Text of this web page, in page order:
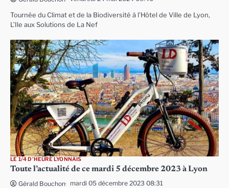
Tournée du Climat et de la Biodiversité à l’Hôtel de Ville de Lyon,
L’Ile aux Solutions de La Nef
LE 1/4 D'HEURE LYONNAIS
Toute l’actualité de ce mardi 5 décembre 2023 à Lyon
Gérald Bouchon mardi 05 décembre 2023 08:31